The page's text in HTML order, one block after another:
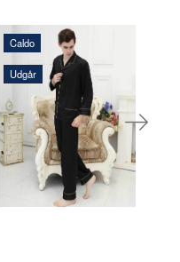
Caldo
Udgår1.925,00 DKK
AGGIUNGI
AL CARRELLO